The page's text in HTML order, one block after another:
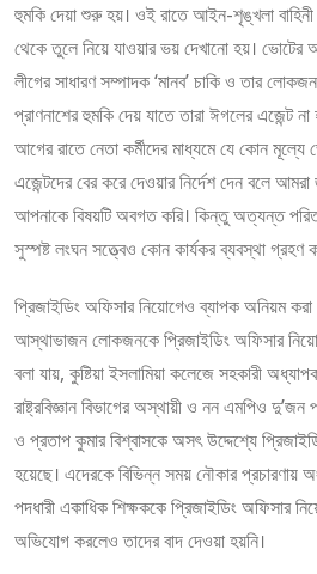
হুমকি দেয়া শুরু হয়। ওই রাতে আইন-শৃঙ্খলা বাহিনী
থেকে তুলে নিয়ে যাওয়ার ভয় দেখানো হয়। ভোটের
লীগের সাধারণ সম্পাদক ‘মানব’ চাকি ও তার
প্রাণনাশের হুমকি দেয় যাতে তারা ঈগলের এজেন্ট
আগের রাতে নেতা কর্মীদের মাধ্যমে যে কোন
এজেন্টদের বের করে দেওয়ার নির্দেশ দেন বলে
আপনাকে বিষয়টি অবগত করি। কিন্তু অত্যন্ত
সুস্পষ্ট লংঘন সত্ত্বেও কোন কার্যকর ব্যবস্থা গ্রহণ
প্রিজাইডিং অফিসার নিয়োগেও ব্যাপক অনিয়ম করা
আস্থাভাজন লোকজনকে প্রিজাইডিং অফিসার
বলা যায়, কুষ্টিয়া ইসলামিয়া কলেজে সহকারী
রাষ্ট্রবিজ্ঞান বিভাগের অস্থায়ী ও নন এমপিও
ও প্রতাপ কুমার বিশ্বাসকে অসৎ উদ্দেশ্যে
হয়েছে। এদেরকে বিভিন্ন সময় নৌকার প্রচারণায়
পদধারী একাধিক শিক্ষককে প্রিজাইডিং অফিসার
অভিযোগ করলেও তাদের বাদ দেওয়া হয়নি।